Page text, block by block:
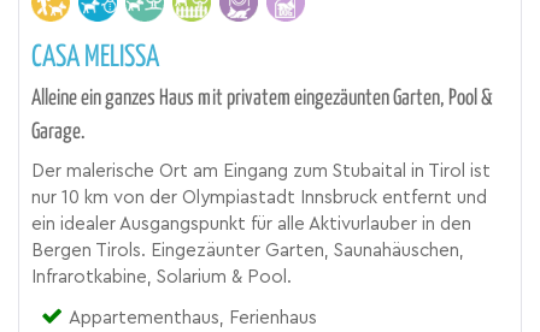
CASA MELISSA
Alleine ein ganzes Haus mit privatem eingezäunten Garten, Pool &
Garage.
Der malerische Ort am Eingang zum Stubaital in Tirol ist
nur 10 km von der Olympiastadt Innsbruck entfernt und
ein idealer Ausgangspunkt für alle Aktivurlauber in den
Bergen Tirols. Eingezäunter Garten, Saunahäuschen,
Infrarotkabine, Solarium & Pool.
Appartementhaus, Ferienhaus